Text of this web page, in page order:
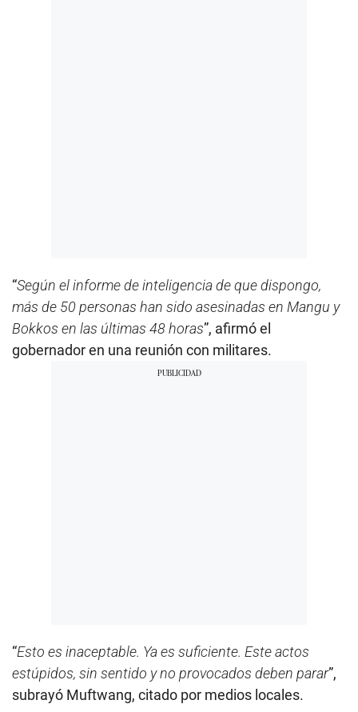
“Según el informe de inteligencia de que dispongo,
más de 50 personas han sido asesinadas en Mangu y
Bokkos en las últimas 48 horas”, afirmó el
gobernador en una reunión con militares.
“Esto es inaceptable. Ya es suficiente. Este actos
estúpidos, sin sentido y no provocados deben parar”,
subrayó Muftwang, citado por medios locales.